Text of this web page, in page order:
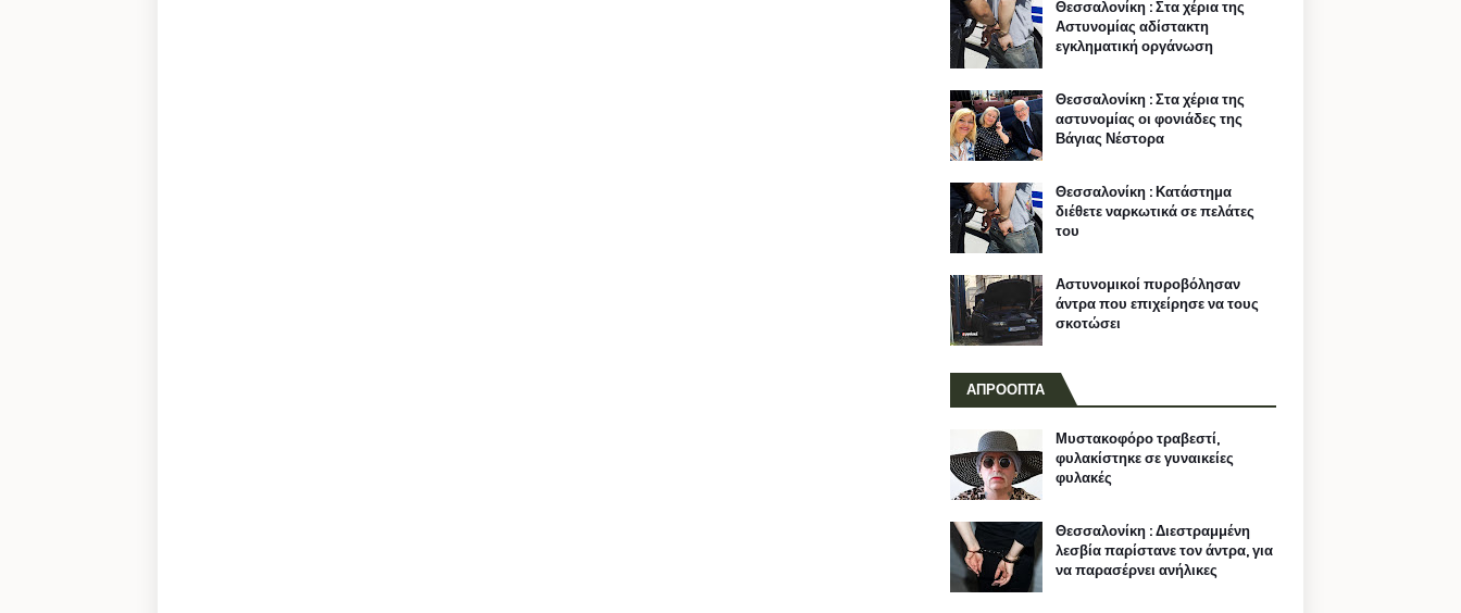
Θεσσαλονίκη : Στα χέρια της
Αστυνομίας αδίστακτη
εγκληματική οργάνωση
Θεσσαλονίκη : Στα χέρια της
αστυνομίας οι φονιάδες της
Βάγιας Νέστορα
Θεσσαλονίκη : Κατάστημα
διέθετε ναρκωτικά σε πελάτες
του
Αστυνομικοί πυροβόλησαν
άντρα που επιχείρησε να τους
σκοτώσει
ΑΠΡΟΟΠΤΑ
Μυστακοφόρο τραβεστί,
φυλακίστηκε σε γυναικείες
φυλακές
Θεσσαλονίκη : Διεστραμμένη
λεσβία παρίστανε τον άντρα, για
να παρασέρνει ανήλικες